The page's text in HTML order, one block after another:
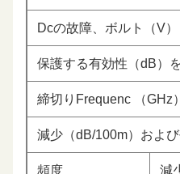
Dcの故障、ボルト（V）
保護する有効性（dB）
締切りFrequenc （GHz）
減少（dB/100m）および
頻度 減